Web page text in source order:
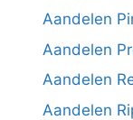
Aandelen
Aandelen
Aandelen
Aandelen